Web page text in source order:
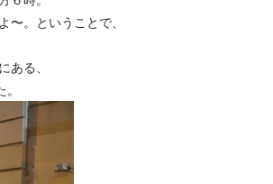
〜。ということで、
る、